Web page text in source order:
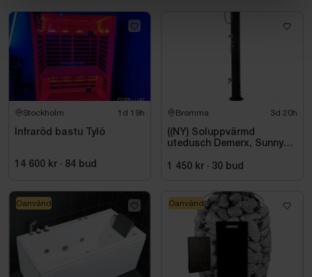
Stockholm 1d 19h
Infraröd bastu Tylö
14 600 kr · 84 bud
Bromma 3d 20h
((NY) Soluppvärmd
utedusch Demerx, Sunny
1 450 kr · 30 bud
Oanvänd Oanvänd